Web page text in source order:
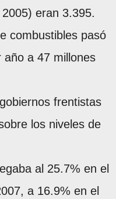
eran 3.395.
combustibles pasó
año a 47 millones
frentistas
los niveles de
al 25.7% en el
a 16.9% en el